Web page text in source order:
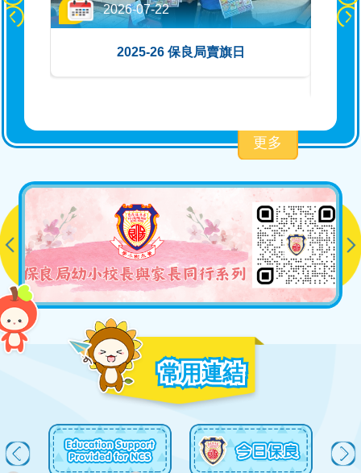
2025-26 五年級結業頒獎典禮
2025-26 四年級結業頒獎典禮
2026-07-09
2025-26 二年級結業頒獎典禮
2026-07-09
2025-26 西貢區慶祝中國共產黨成
立105周年學生活動
2026-07-08
2026升中派位結果
2026-07-22
2025-26 保良局賣旗日
更多
常用連結